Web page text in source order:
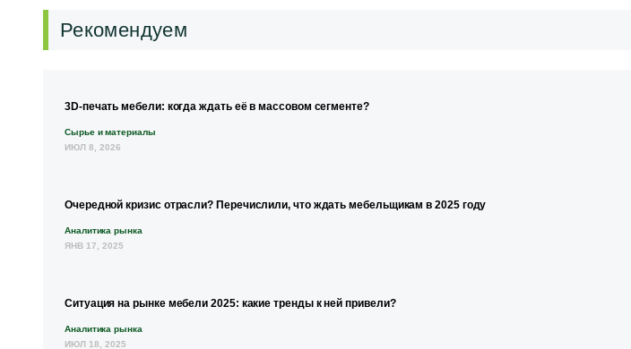
Рекомендуем
3D-печать мебели: когда ждать её в массовом сегменте?
Сырье и материалы
ИЮЛ 8, 2026
Очередной кризис отрасли? Перечислили, что ждать мебельщикам в 2025 году
Аналитика рынка
ЯНВ 17, 2025
Ситуация на рынке мебели 2025: какие тренды к ней привели?
Аналитика рынка
ИЮЛ 18, 2025